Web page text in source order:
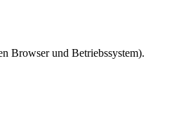
Browser und Betriebssystem).